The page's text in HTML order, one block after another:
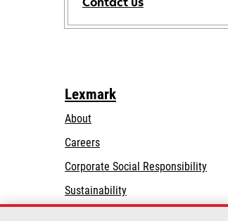
Lexmark
About
Careers
Corporate Social Responsibilityopens
Sustainability